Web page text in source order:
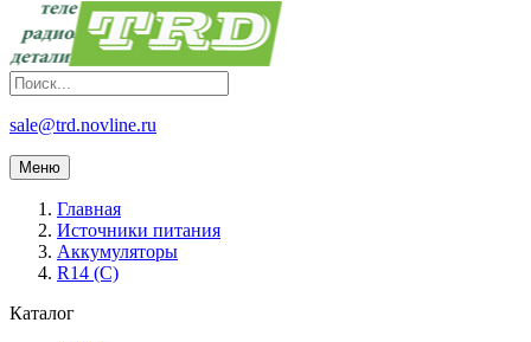
sale@trd.novline.ru
Меню
Главная
Источники питания
Аккумуляторы
R14 (С)
Каталог